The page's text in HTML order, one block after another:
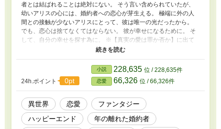
者とは結ばれることは絶対にない。 そう言い含められていたが、
幼いアリスの心には、婚約者への恋心が芽生える。 極端に外の人
間との接触が少ないアリスにとって、彼は唯一の光だったから。
でも、恋心は捨てなくてはならない。 彼が幸せになるために。 そ
して、自分の幸せを探す為に。 ※【真実の愛は罪か否か】に出て
くる人物がいます。未読でも大丈夫です。 ※不定期更新です。書
きながら更新します。 ※見切り発車ですので、とりあえず短編・
R15で始めます。途中R18になったらごめんなさい。 ※作者の妄想
の産物です。 ※頭の中にあるものを言語化しています。神様では
ないので、「創造」することはできません。 ※小心者ゆえ、感想
欄は閉じております。誹謗中傷・盗作嫌疑等の攻撃はお断りしてお
ります。 ※誤字脱字やつじつまの合わない部分は後からこっそり
修正致します。
24h.ポイント 0pt
小説 228,635 位 / 228,635件
恋愛 66,326 位 / 66,326件
異世界 恋愛
ファンタジー
ハッピーエンド
年の離れた婚約者